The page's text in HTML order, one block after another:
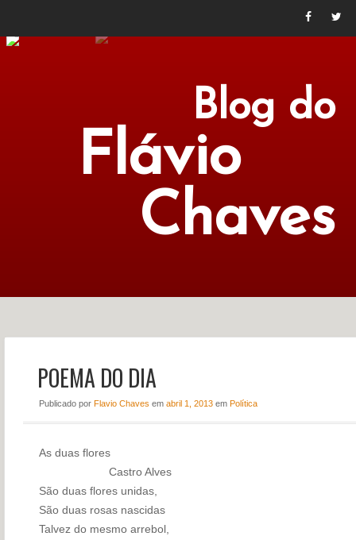
Blog do
Flávio
Chaves
CONTATO
POEMA DO DIA
Publicado por Flavio Chaves em abril 1, 2013em Política
As duas flores
Castro Alves
São duas flores unidas,
São duas rosas nascidas
Talvez do mesmo arrebol,